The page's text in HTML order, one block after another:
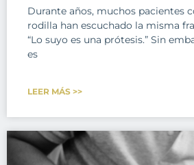
Durante años, muchos pacientes
rodilla han escuchado la misma
“Lo suyo es una prótesis.” Sin
es
LEER MÁS >>